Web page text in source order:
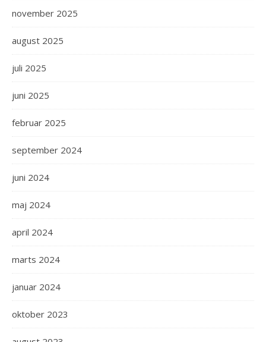
november 2025
august 2025
juli 2025
juni 2025
februar 2025
september 2024
juni 2024
maj 2024
april 2024
marts 2024
januar 2024
oktober 2023